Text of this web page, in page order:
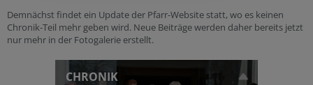
Demnächst findet ein Update der Pfarr-Website statt, wo es keinen
Chronik-Teil mehr geben wird. Neue Beiträge werden daher bereits jetzt
nur mehr in der Fotogalerie erstellt.
CHRONIK